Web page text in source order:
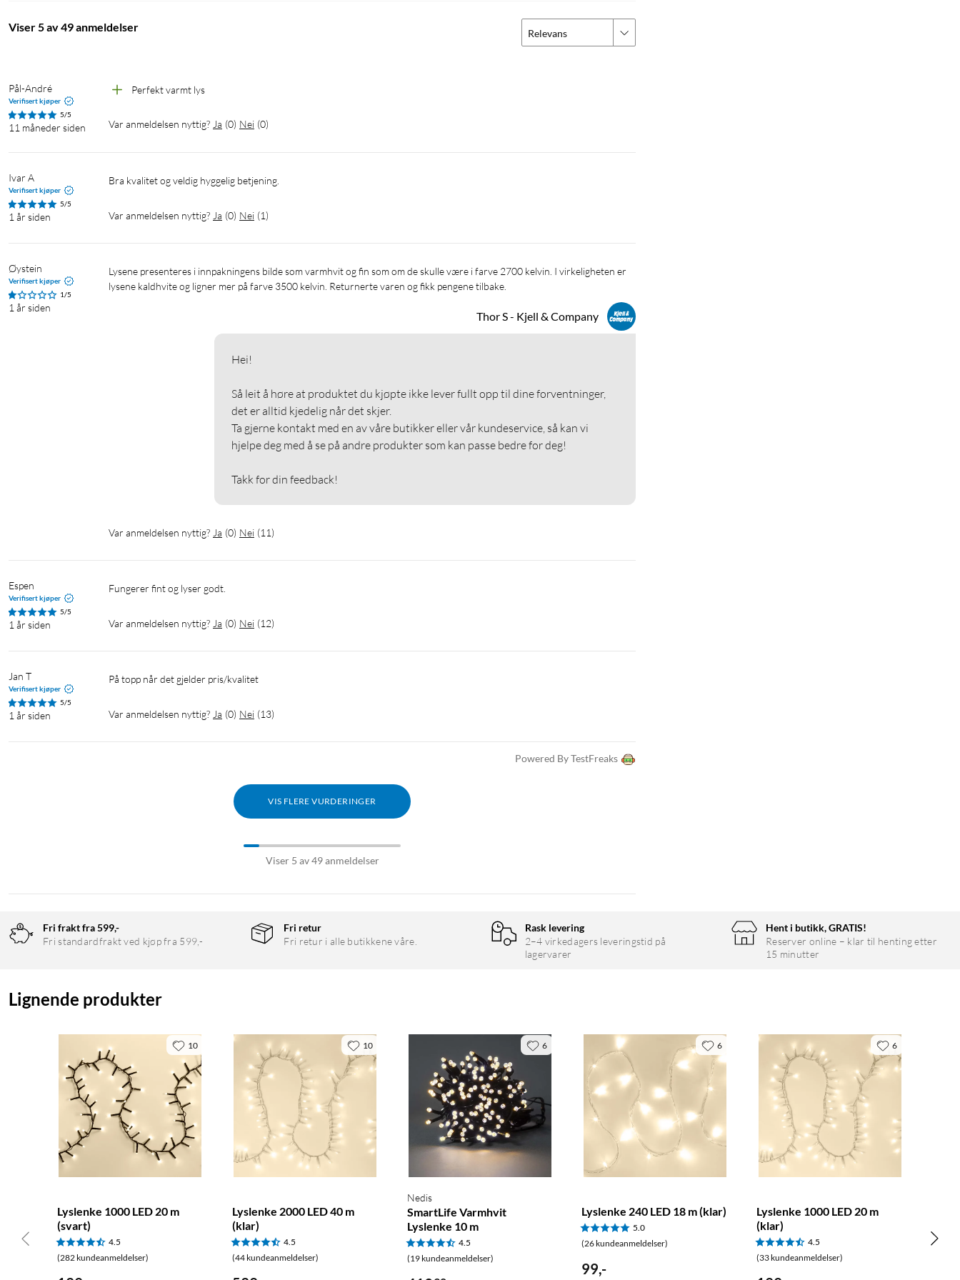
Viser 5 av 49 anmeldelser Relevans
Pål-André
Verifisert kjøper
5/5
11 måneder siden
Perfekt varmt lys
Var anmeldelsen nyttig? Ja (0) Nei (0)
Ivar A
Verifisert kjøper
5/5
1 år siden
Bra kvalitet og veldig hyggelig betjening.
Var anmeldelsen nyttig? Ja (0) Nei (1)
Øystein
Verifisert kjøper
1/5
1 år siden
Lysene presenteres i innpakningens bilde som varmhvit og fin som om de skulle være i farve 2700 kelvin. I virkeligheten er
lysene kaldhvite og ligner mer på farve 3500 kelvin. Returnerte varen og fikk pengene tilbake.
Thor S - Kjell & Company
Hei!
Så leit å høre at produktet du kjøpte ikke lever fullt opp til dine forventninger,
det er alltid kjedelig når det skjer.
Ta gjerne kontakt med en av våre butikker eller vår kundeservice, så kan vi
hjelpe deg med å se på andre produkter som kan passe bedre for deg!
Takk for din feedback!
Var anmeldelsen nyttig? Ja (0) Nei (11)
Espen
Verifisert kjøper
5/5
1 år siden
Fungerer fint og lyser godt.
Var anmeldelsen nyttig? Ja (0) Nei (12)
Jan T
Verifisert kjøper
5/5
1 år siden
På topp når det gjelder pris/kvalitet
Var anmeldelsen nyttig? Ja (0) Nei (13)
Powered By TestFreaks
VIS FLERE VURDERINGER
Viser 5 av 49 anmeldelser
Fri frakt fra 599,-
Fri standardfrakt ved kjøp fra 599,-
Fri retur
Fri retur i alle butikkene våre.
Rask levering
2–4 virkedagers leveringstid på
lagervarer
Hent i butikk, GRATIS!
Reserver online – klar til henting etter
15 minutter
Lignende produkter
Lyslenke 1000 LED 20 m
(svart)
4.5
(282 kundeanmeldelser)
10
Lyslenke 2000 LED 40 m
(klar)
4.5
(44 kundeanmeldelser)
10
Nedis
SmartLife Varmhvit
Lyslenke 10 m
4.5
(19 kundeanmeldelser)
6
Lyslenke 240 LED 18 m (klar)
5.0
(26 kundeanmeldelser)
99,-
6
Lyslenke 1000 LED 20 m
(klar)
4.5
(33 kundeanmeldelser)
6